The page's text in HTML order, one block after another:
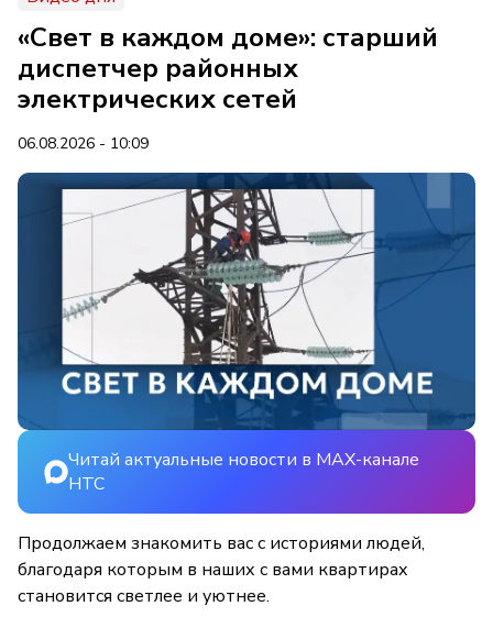
«Свет в каждом доме»: старший
диспетчер районных
электрических сетей
06.08.2026 - 10:09
Читай актуальные новости в MAX-канале
НТС
Продолжаем знакомить вас с историями людей,
благодаря которым в наших с вами квартирах
становится светлее и уютнее.